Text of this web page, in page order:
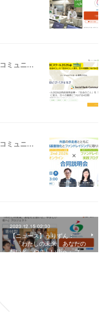
【ニュース】ソーシャルバンク・コミュニティ：「SBCスクール2026＠西武信用金庫－『社会のこと』を『自分のこと』に変え、日々の業務につなげる4日間」の参加者募集を開始しました
【ニュース】ソーシャルバンク・コミュニティ：「WILL 2nd 2026＠オンライン × ファンドレイジング実践プログラム合同説明会」の参加者募集を開始しました
2023.12.15 02:30
【ニュース】うりずん：
「『わたしの未来、あなたの
想いと、やさしい街へ』プ…